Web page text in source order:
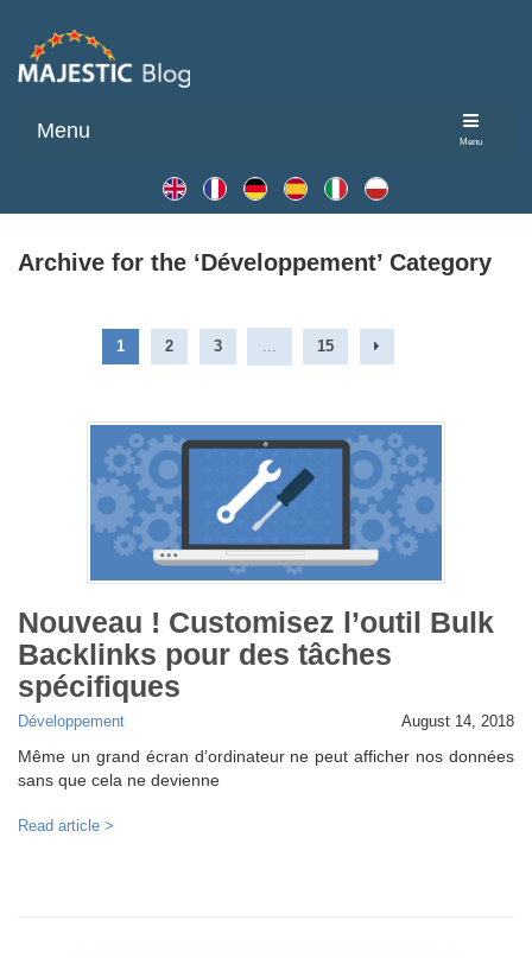
Menu
Menu
Archive for the ‘Développement’ Category
1 2 3 15
Nouveau ! Customisez l’outil Bulk
Backlinks pour des tâches
spécifiques
Développement August 14, 2018
Même un grand écran d’ordinateur ne peut afficher nos données
sans que cela ne devienne
Read article >